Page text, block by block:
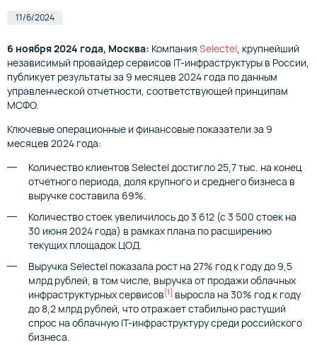
11/6/2024
6 ноября2024 года, Москва: Компания Selectel, крупнейший
независимый провайдер сервисов IT-инфраструктуры в России,
публикует результаты за 9 месяцев 2024 года по данным
управленческой отчетности, соответствующей принципам
МСФО.
Ключевые операционные и финансовые показатели за 9
месяцев 2024 года:
Количество клиентов Selectel достигло 25,7 тыс. на конец
отчетного периода, доля крупного и среднего бизнеса в
выручке составила 69%.
Количество стоек увеличилось до 3 612 (с 3 500 стоек на
30 июня 2024 года) в рамках плана по расширению
текущих площадок ЦОД.
Выручка Selectel показала рост на 27% год к году до 9,5
млрд рублей, в том числе, выручка от продажи облачных
инфраструктурных сервисов [1] выросла на 30% год к году
до 8,2 млрд рублей, что отражает стабильно растущий
спрос на облачную IT-инфраструктуру среди российского
бизнеса.